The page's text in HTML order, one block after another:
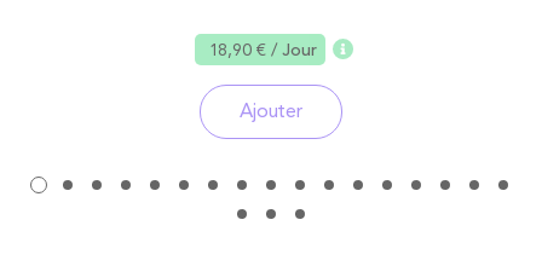
18,90 €/ Jour
Ajouter